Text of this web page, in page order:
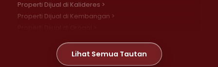
Properti Dijual di Kalideres >
Properti Dijual di Kembangan >
Properti Dijual di Meruya >
Properti Dijual di Jelambar >
Lihat Semua Tautan